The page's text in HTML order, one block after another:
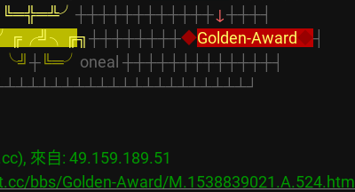
┼┼┼┼┼┼┼┼┼┼┼┼ ↓ ┼┼┼┤
╗┼┼┼┼┼┼┼┼◆Golden-Award◆┤
┼╚═╯ oneal ┼┼┼┼┼┼┼┼┼┼┼┼┼┤
來自: 49.159.189.51
bbs/Golden-Award/M.1538839021.A.524.html